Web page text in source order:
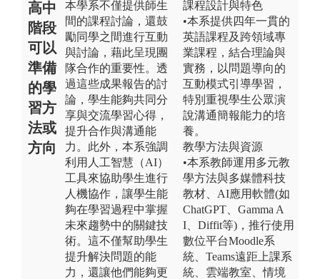
高中
階段
可以
準備
的學
習方
法或
方向
本學系不僅提供師生
間的課程討論，還鼓
勵同學之間進行互動
與討論，藉此呈現團
隊合作的重要性。透
過這些成果報告的討
論，學生能夠共同分
享與交流學習心得，
提升合作與溝通能
力。此外，本系強調
利用人工智慧（AI）
工具來協助學生進行
人機協作，讓學生能
夠在學習過程中掌握
未來趨勢中的關鍵技
術。這不僅幫助學生
提升解決問題的能
力，還讓他們能夠更
課程設計與特色
•本系提供四年一貫的
英語課程及跨領域專
業課程，結合理論與
實務，以問題導向的
互動模式引導學習，
特別重視學生公眾演
說溝通簡報能力的培
養。
教學方法與資源
•本系教師運用多元教
學方法與多媒體科技
教材、AI應用軟體(如
ChatGPT、Gamma A
I、Diffit等)，推行使用
數位平台Moodle系
統、Teams遠距上課系
統、雲端教室、情境